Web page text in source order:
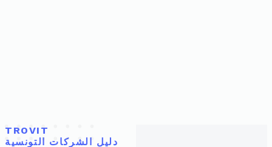
TROVIT
دليل الشركات التونسية